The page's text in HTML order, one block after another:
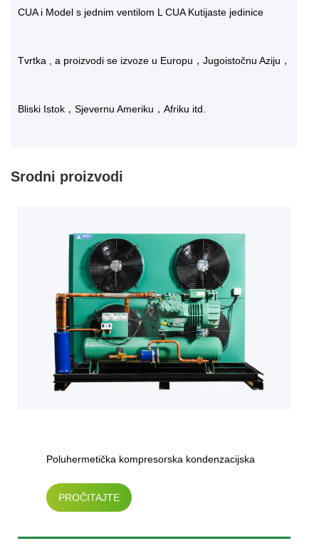
CUA i Model s jednim ventilom L CUA Kutijaste jedinice
Tvrtka , a proizvodi se izvoze u Europu，Jugoistočnu Aziju，
Bliski Istok，Sjevernu Ameriku，Afriku itd.
Srodni proizvodi
Poluhermetička kompresorska kondenzacijska
jedinica hlađena zrakom（30HP-50HP）
PROČITAJTE